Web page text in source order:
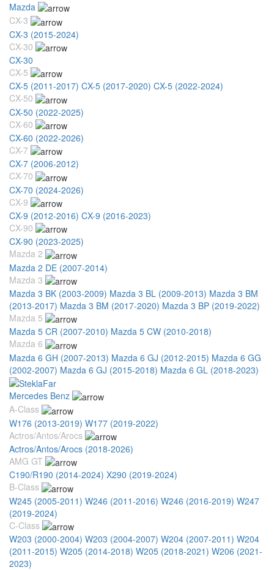
Mazda
CX-3
CX-3 (2015-2024)
CX-30
CX-30
CX-5
CX-5 (2011-2017) CX-5 (2017-2020) CX-5 (2022-2024)
CX-50
CX-50 (2022-2025)
CX-60
CX-60 (2022-2026)
CX-7
CX-7 (2006-2012)
CX-70
CX-70 (2024-2026)
CX-9
CX-9 (2012-2016) CX-9 (2016-2023)
CX-90
CX-90 (2023-2025)
Mazda 2
Mazda 2 DE (2007-2014)
Mazda 3
Mazda 3 BK (2003-2009) Mazda 3 BL (2009-2013) Mazda 3 BM
(2013-2017) Mazda 3 BM (2017-2020) Mazda 3 BP (2019-2022)
Mazda 5
Mazda 5 CR (2007-2010) Mazda 5 CW (2010-2018)
Mazda 6
Mazda 6 GH (2007-2013) Mazda 6 GJ (2012-2015) Mazda 6 GG
(2002-2007) Mazda 6 GJ (2015-2018) Mazda 6 GL (2018-2023)
Mercedes Benz
A-Class
W176 (2013-2019) W177 (2019-2022)
Actros/Antos/Arocs
Actros/Antos/Arocs (2018-2026)
AMG GT
C190/R190 (2014-2024) X290 (2019-2024)
B-Class
W245 (2005-2011) W246 (2011-2016) W246 (2016-2019) W247
(2019-2024)
C-Class
W203 (2000-2004) W203 (2004-2007) W204 (2007-2011) W204
(2011-2015) W205 (2014-2018) W205 (2018-2021) W206 (2021-
2023)